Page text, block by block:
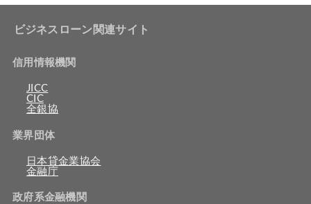
ビジネスローン関連サイト
信用情報機関
JICC
CIC
全銀協
業界団体
日本貸金業協会
金融庁
政府系金融機関